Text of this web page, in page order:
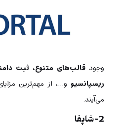
وجود قالب‌های متنوع، ثبت
ریسپانسیو و…، از مهم‌ترین
می‌آیند.
2- شاپفا